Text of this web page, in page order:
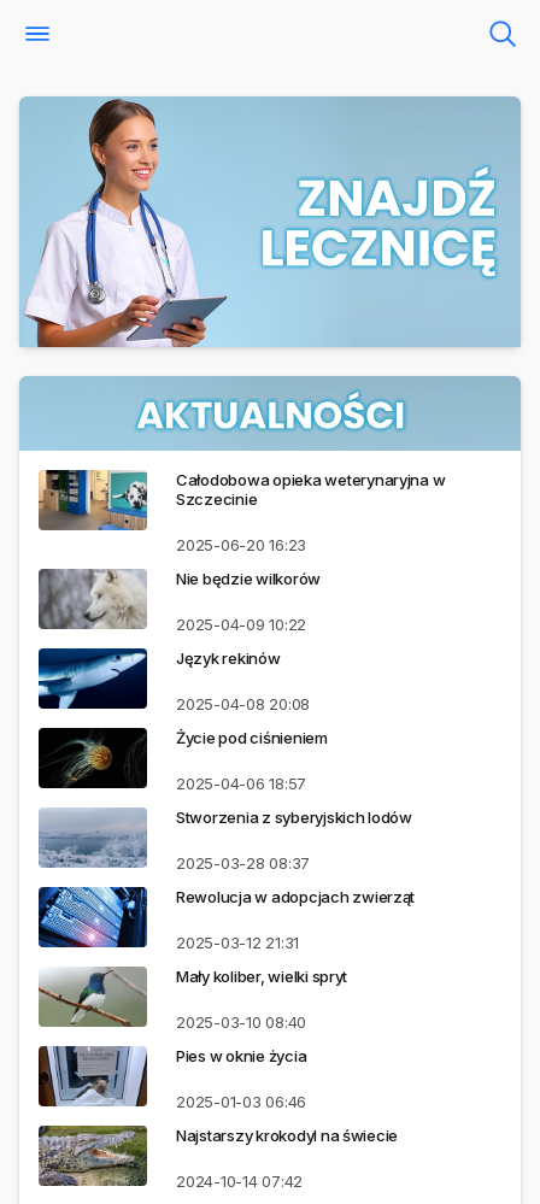
Całodobowa opieka weterynaryjna w
Szczecinie
2025-06-2016:23
Nie będzie wilkorów
2025-04-0910:22
Język rekinów
2025-04-08 20:08
Życie pod ciśnieniem
2025-04-0618:57
Stworzenia z syberyjskich lodów
2025-03-2808:37
Rewolucja w adopcjach zwierząt
2025-03-12 21:31
Mały koliber, wielki spryt
2025-03-1008:40
Pies w oknie życia
2025-01-0306:46
Najstarszy krokodyl na świecie
2024-10-1407:42